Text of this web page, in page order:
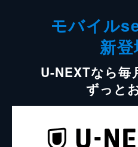
モバイル
新登
U-NEXTなら毎
ずっと